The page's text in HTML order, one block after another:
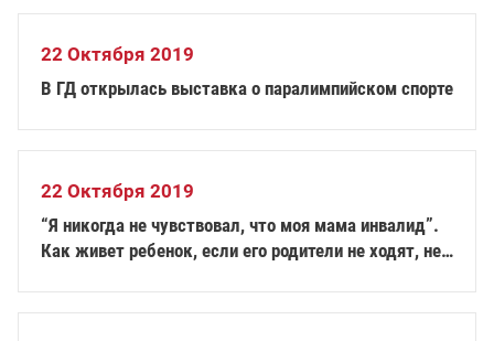
22 Октября 2019
В ГД открылась выставка о паралимпийском спорте
22 Октября 2019
“Я никогда не чувствовал, что моя мама инвалид”.
Как живет ребенок, если его родители не ходят, не